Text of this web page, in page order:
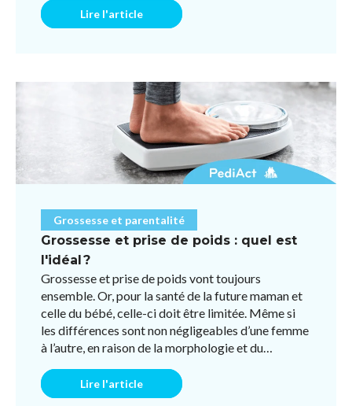
Lire l'article
Grossesse et parentalité
Grossesse et prise de poids : quel est
l'idéal ?
Grossesse et prise de poids vont toujours
ensemble. Or, pour la santé de la future maman et
celle du bébé, celle-ci doit être limitée. Même si
les différences sont non négligeables d’une femme
à l’autre, en raison de la morphologie et du
Lire l'article